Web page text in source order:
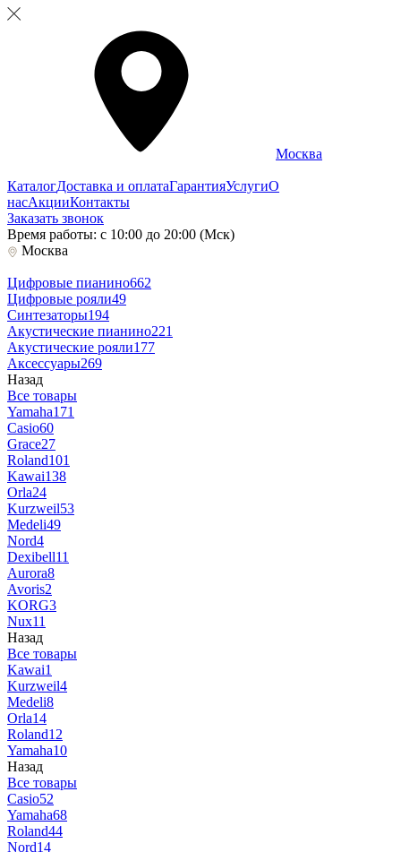
Москва
КаталогДоставка и оплатаГарантияУслугиО
насАкцииКонтакты
Заказать звонок
Время работы: с 10:00 до 20:00 (Мск)
Москва
Цифровые пианино662
Цифровые рояли49
Синтезаторы194
Акустические пианино221
Акустические рояли177
Аксессуары269
Назад
Все товары
Yamaha171
Casio60
Grace27
Roland101
Kawai138
Orla24
Kurzweil53
Medeli49
Nord4
Dexibell11
Aurora8
Avoris2
KORG3
Nux11
Назад
Все товары
Kawai1
Kurzweil4
Medeli8
Orla14
Roland12
Yamaha10
Назад
Все товары
Casio52
Yamaha68
Roland44
Nord14